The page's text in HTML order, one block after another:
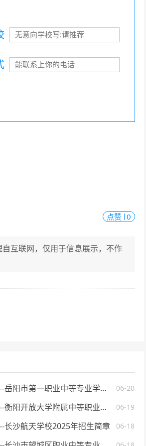
点赞 0
互联网，仅用于信息展示，不作
06-20
湖南公办中专--岳阳市第一职业中等专业学校 2025 年招生简章
06-19
湖南公办中职--衡阳开放大学附属中等职业学校 2025 年招生简章
06-18
长沙航天学校2025年招生简章